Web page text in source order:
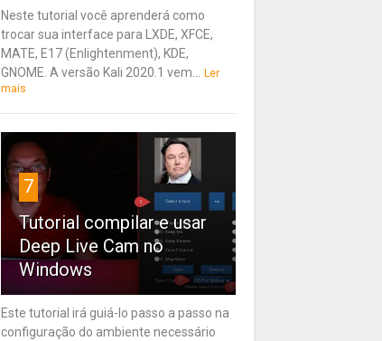
Neste tutorial você aprenderá como
trocar sua interface para LXDE, XFCE,
MATE, E17 (Enlightenment), KDE,
GNOME. A versão Kali 2020.1 vem...
Ler
mais
7
Tutorial compilar e usar
Deep Live Cam no
Windows
Este tutorial irá guiá-lo passo a passo na
configuração do ambiente necessário